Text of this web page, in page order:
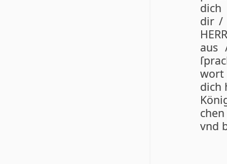
dir /
aus
dich
vnd